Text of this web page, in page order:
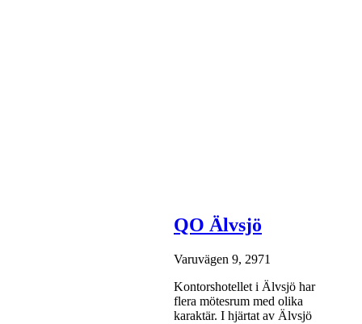
QO Älvsjö
Varuvägen 9, 2971
Kontorshotellet i Älvsjö har
flera mötesrum med olika
karaktär. I hjärtat av Älvsjö